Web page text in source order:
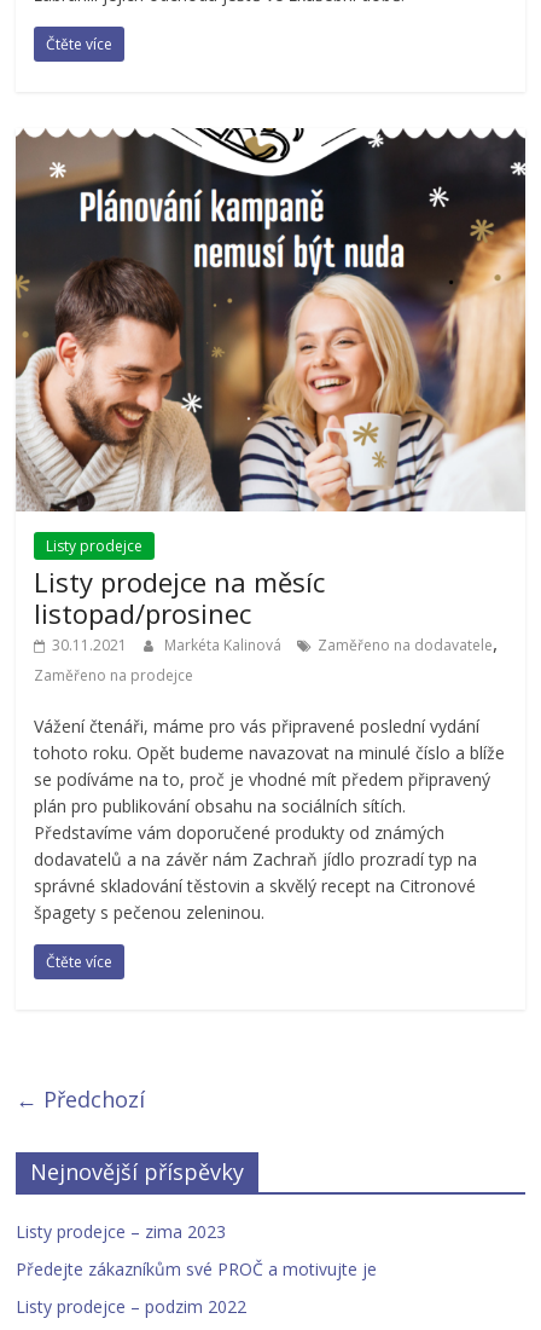
Čtěte více
Listy prodejce
Listy prodejce na měsíc
listopad/prosinec
30.11.2021 Markéta Kalinová Zaměřeno na dodavatele,
Zaměřeno na prodejce
Vážení čtenáři, máme pro vás připravené poslední vydání
tohoto roku. Opět budeme navazovat na minulé číslo a blíže
se podíváme na to, proč je vhodné mít předem připravený
plán pro publikování obsahu na sociálních sítích.
Představíme vám doporučené produkty od známých
dodavatelů a na závěr nám Zachraň jídlo prozradí typ na
správné skladování těstovin a skvělý recept na Citronové
špagety s pečenou zeleninou.
Čtěte více
← Předchozí
Nejnovější příspěvky
Listy prodejce – zima 2023
Předejte zákazníkům své PROČ a motivujte je
Listy prodejce – podzim 2022